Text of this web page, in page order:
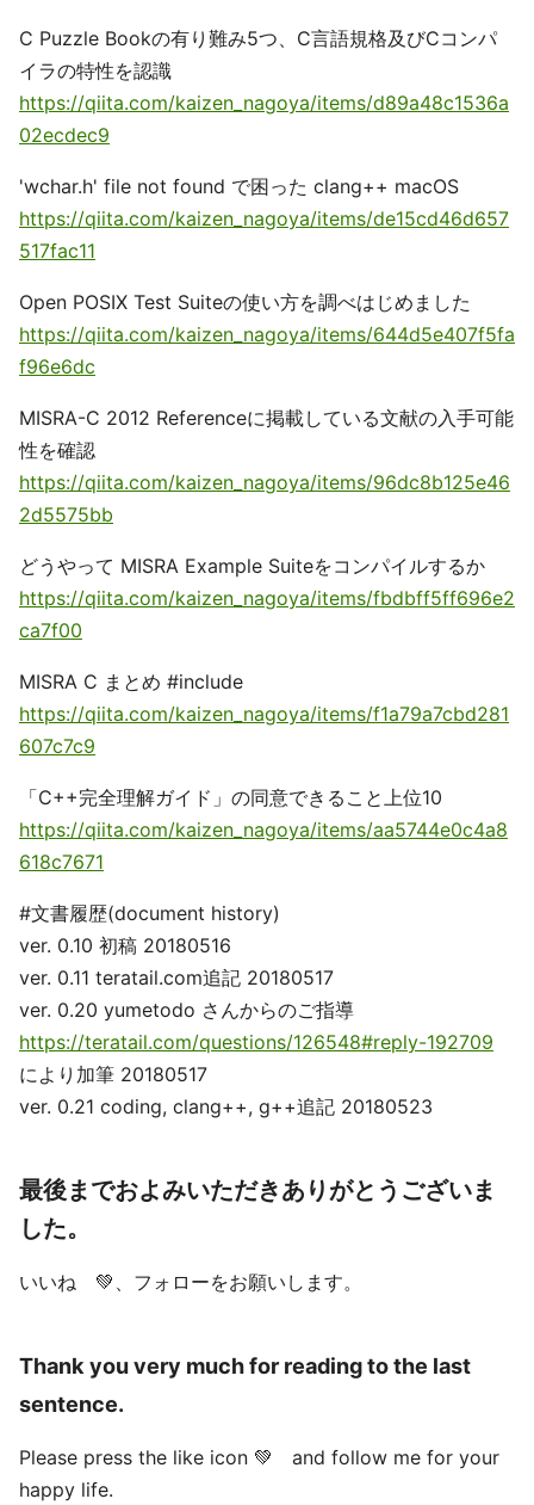
C Puzzle Bookの有り難み5つ、C言語規格及びCコンパ
イラの特性を認識
https://qiita.com/kaizen_nagoya/items/d89a48c1536a
02ecdec9
'wchar.h' file not found で困った clang++ macOS
https://qiita.com/kaizen_nagoya/items/de15cd46d657
517fac11
Open POSIX Test Suiteの使い方を調べはじめました
https://qiita.com/kaizen_nagoya/items/644d5e407f5fa
f96e6dc
MISRA-C 2012 Referenceに掲載している文献の入手可能
性を確認
https://qiita.com/kaizen_nagoya/items/96dc8b125e46
2d5575bb
どうやって MISRA Example Suiteをコンパイルするか
https://qiita.com/kaizen_nagoya/items/fbdbff5ff696e2
ca7f00
MISRA C まとめ #include
https://qiita.com/kaizen_nagoya/items/f1a79a7cbd281
607c7c9
「C++完全理解ガイド」の同意できること上位10
https://qiita.com/kaizen_nagoya/items/aa5744e0c4a8
618c7671
#文書履歴(document history)
ver. 0.10 初稿 20180516
ver. 0.11 teratail.com追記 20180517
ver. 0.20 yumetodo さんからのご指導
https://teratail.com/questions/126548#reply-192709
により加筆 20180517
ver. 0.21 coding, clang++, g++追記 20180523
最後までおよみいただきありがとうございま
した。
いいね 💚、フォローをお願いします。
Thank you very much for reading to the last
sentence.
Please press the like icon 💚 and follow me for your
happy life.